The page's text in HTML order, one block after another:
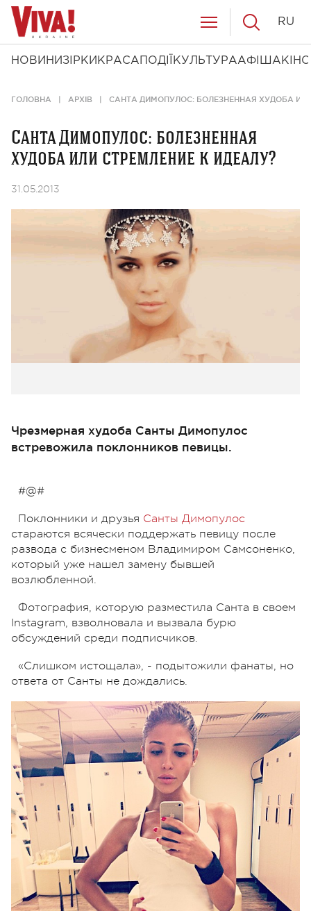
НОВИНИ ЗІРКИ КРАСА ПОДІЇ КУЛЬТУРААФІША КІНО
RU
ГОЛОВНА АРХІВ САНТА ДИМОПУЛОС: БОЛЕЗНЕННАЯ ХУДОБА
Санта Димопулос: болезненная
худоба или стремление к идеалу?
31.05.2013
Чрезмерная худоба Санты Димопулос
встревожила поклонников певицы.
#@#
Поклонники и друзья Санты Димопулос
стараются всячески поддержать певицу после
развода с бизнесменом Владимиром Самсоненко,
который уже нашел замену бывшей
возлюбленной.
Фотография, которую разместила Санта в своем
Instagram, взволновала и вызвала бурю
обсуждений среди подписчиков.
«Слишком истощала», - подытожили фанаты, но
ответа от Санты не дождались.